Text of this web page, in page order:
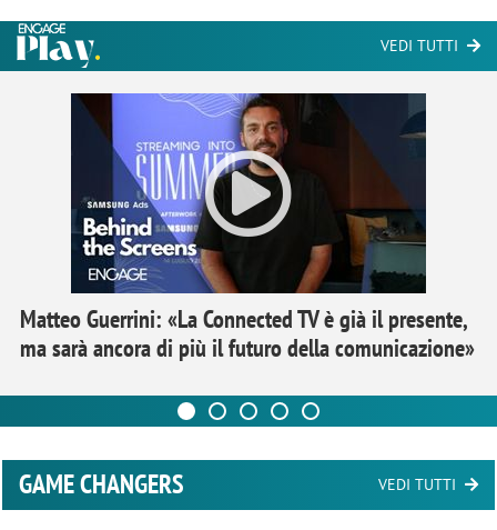
VEDI TUTTI
Matteo Guerrini: «La Connected TV è già il presente,
ma sarà ancora di più il futuro della comunicazione»
GAME CHANGERS VEDI TUTTI